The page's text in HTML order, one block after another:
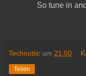
So tune in
Technottic um 21:50
Teilen